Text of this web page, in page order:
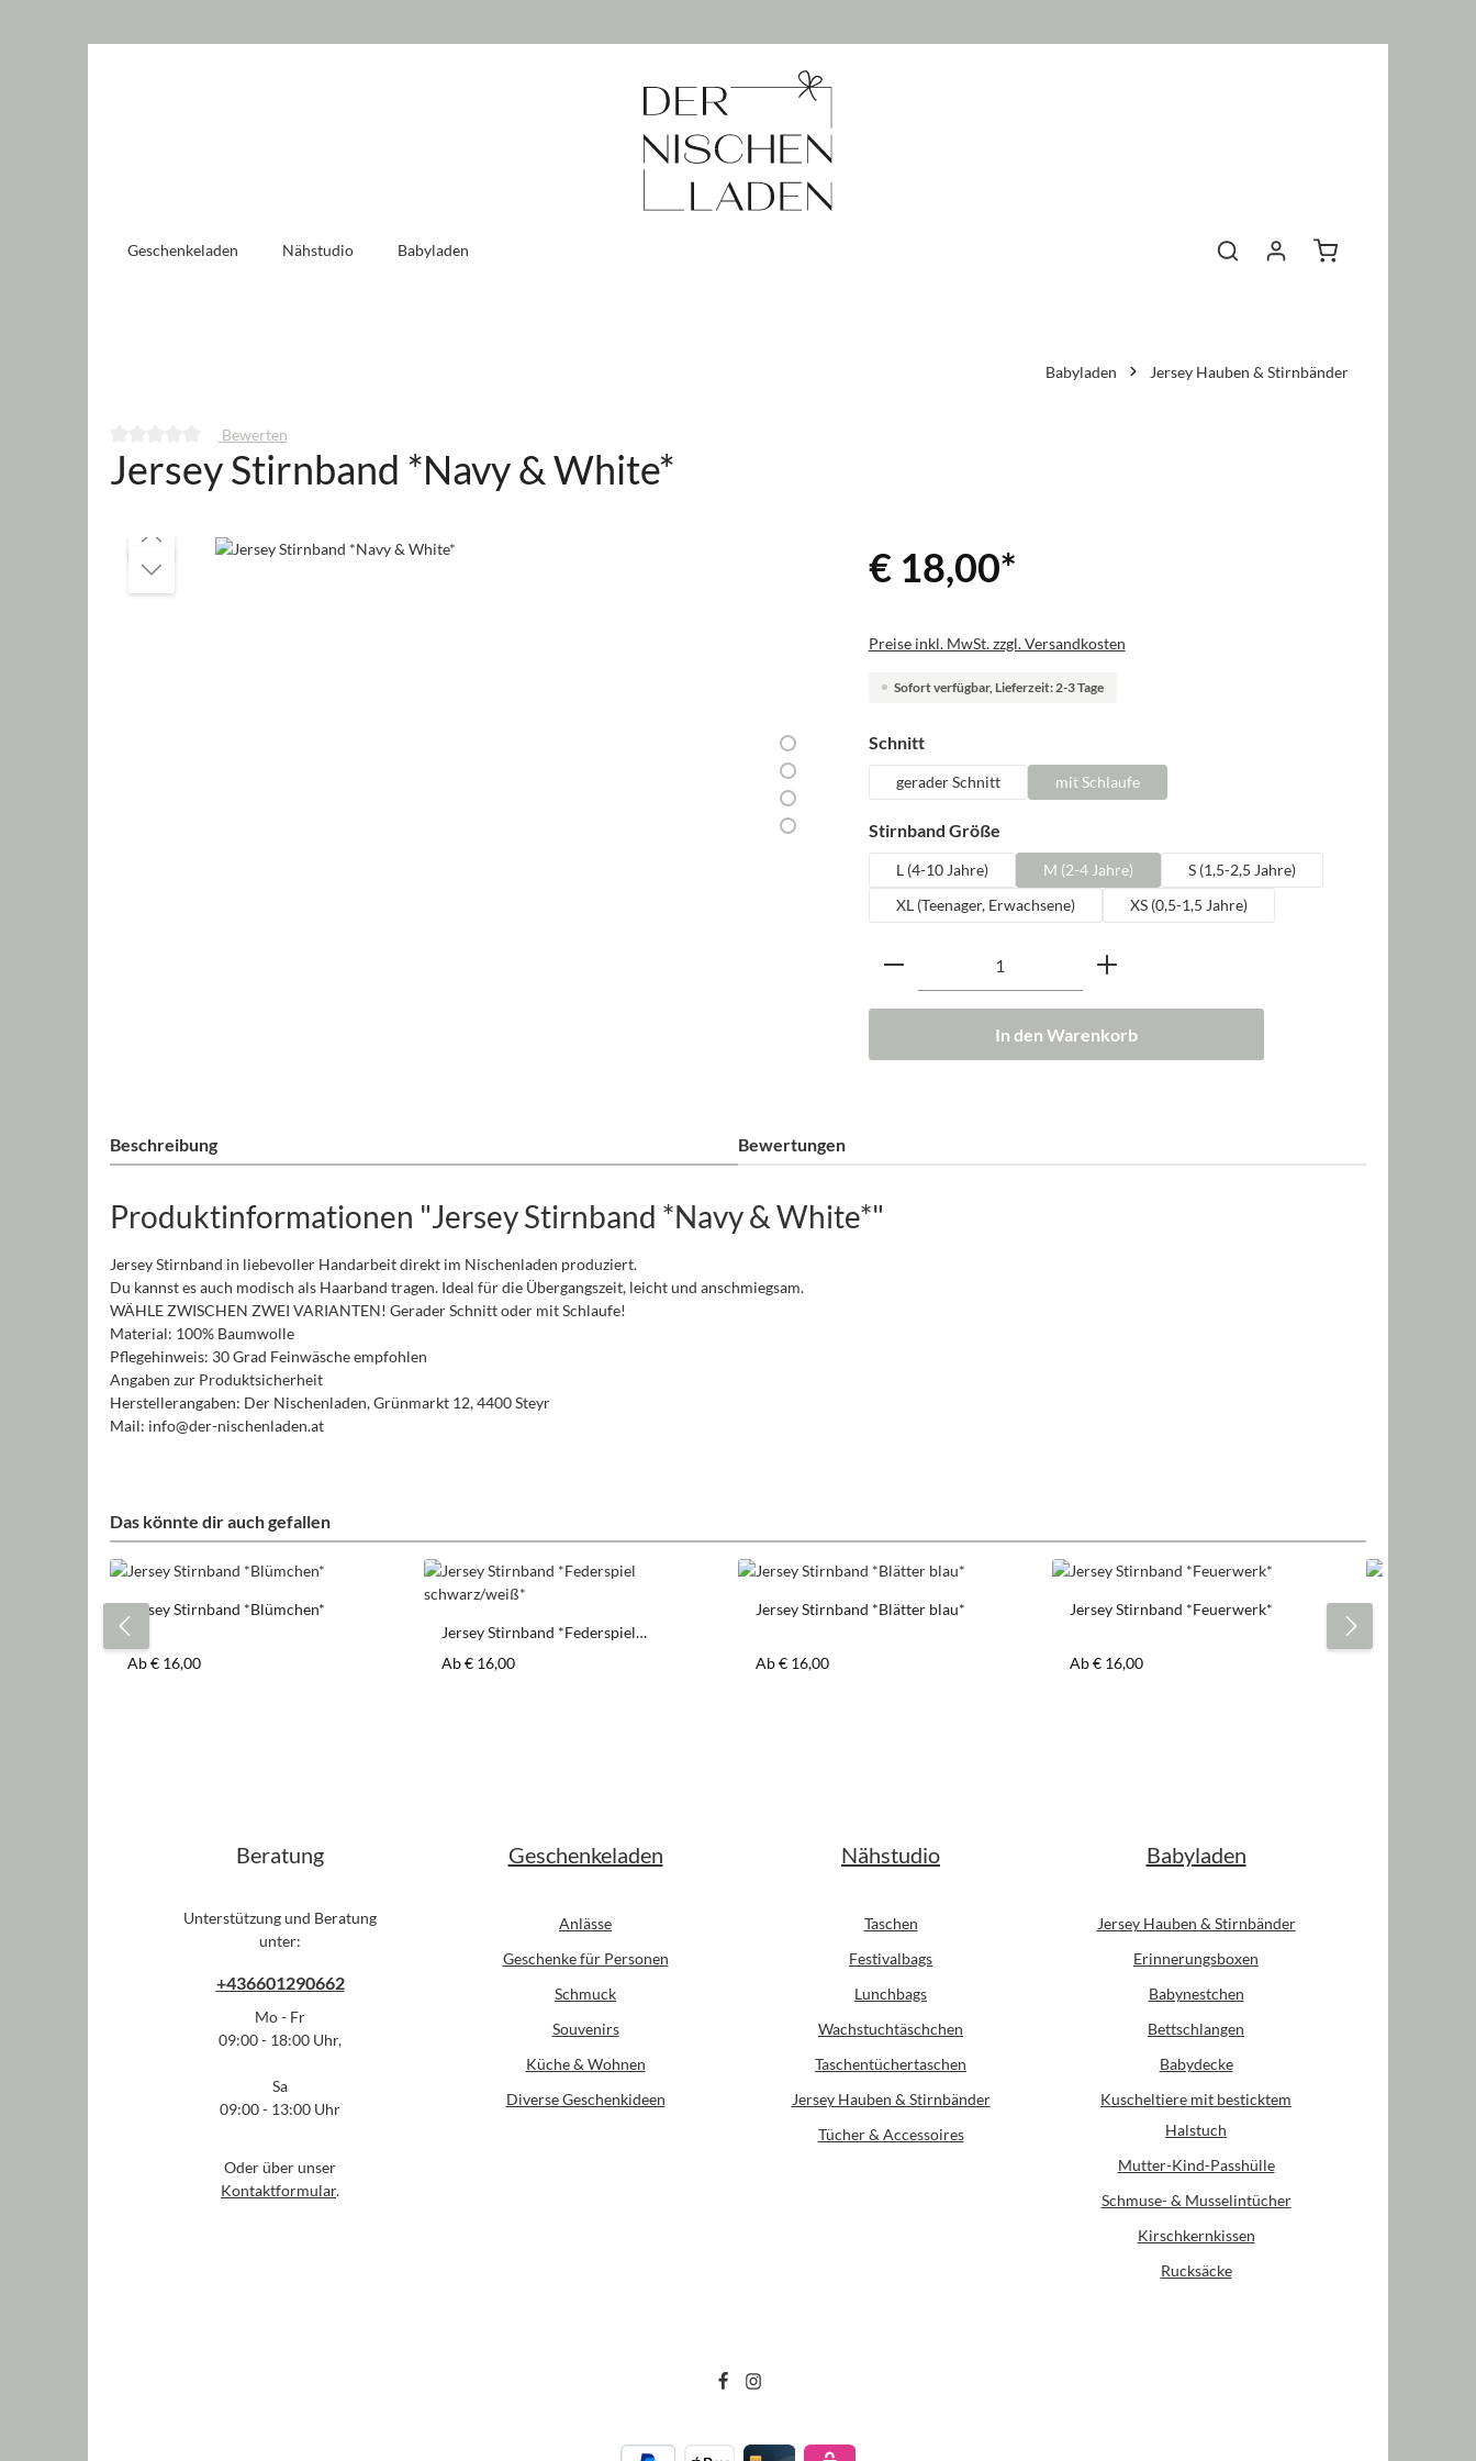
Geschenkeladen Nähstudio Babyladen
Warenkorb enthält 0
Babyladen Jersey Hauben & Stirnbänder
Durchschnittliche Bewertung von 0 von 5 Sternen
Bewerten
Jersey Stirnband *Navy & White*
Bildergalerie überspringen € 18,00*
Preise inkl. MwSt. zzgl. Versandkosten
Sofort verfügbar, Lieferzeit: 2-3 Tage
Schnittauswählen
gerader Schnitt mit Schlaufe
Stirnband Größeauswählen
L (4-10 Jahre) M (2-4 Jahre)
S (1,5-2,5 Jahre)
XL (Teenager, Erwachsene)
XS (0,5-1,5 Jahre)
Produkt Anzahl: Gib den gewünschten Wert ein
In den Warenkorb
Beschreibung Bewertungen
Produktinformationen "Jersey Stirnband *Navy & White*"
Jersey Stirnband in liebevoller Handarbeit direkt im Nischenladen produziert.
Du kannst es auch modisch als Haarband tragen. Ideal für die Übergangszeit, leicht und anschmiegsam.
WÄHLE ZWISCHEN ZWEI VARIANTEN! Gerader Schnitt oder mit Schlaufe!
Material: 100% Baumwolle
Pflegehinweis: 30 Grad Feinwäsche empfohlen
Angaben zur Produktsicherheit
Herstellerangaben: Der Nischenladen, Grünmarkt 12, 4400 Steyr
Mail: info@der-nischenladen.at
Das könnte dir auch gefallen
Produktgalerie überspringen
Jersey Stirnband *Blümchen*
Regulärer Preis:
Ab€ 16,00
Jersey Stirnband *Federspiel
Regulärer Preis:
Ab€ 16,00
Jersey Stirnband *Blätter blau*
Regulärer Preis:
Ab€ 16,00
Jersey Stirnband *Feuerwerk*
Regulärer Preis:
Ab€ 16,00
Beratung
Unterstützung und Beratung
unter:
+436601290662
Mo - Fr
09:00 - 18:00 Uhr,
Sa
09:00 - 13:00 Uhr
Oder über unser
Kontaktformular.
Geschenkeladen
Anlässe
Geschenke für Personen
Schmuck
Souvenirs
Küche & Wohnen
Diverse Geschenkideen
Nähstudio
Taschen
Festivalbags
Lunchbags
Wachstuchtäschchen
Taschentüchertaschen
Jersey Hauben & Stirnbänder
Tücher & Accessoires
Babyladen
Jersey Hauben & Stirnbänder
Erinnerungsboxen
Babynestchen
Bettschlangen
Babydecke
Kuscheltiere mit besticktem
Halstuch
Mutter-Kind-Passhülle
Schmuse- & Musselintücher
Kirschkernkissen
Rucksäcke